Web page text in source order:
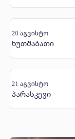
20 აგვისტო
ხუთშაბათი
21 აგვისტო
პარასკევი